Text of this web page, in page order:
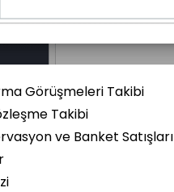
Görüşmeleri Takibi
Takibi
ve Banket Satışları